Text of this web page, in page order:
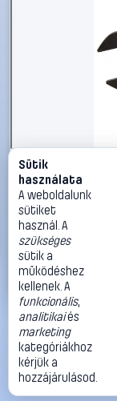
#2696308
KS Tools
Kulcsszélesség
KS Tools
36 990 Ft
Kosárba
«
Méret:
©2026
ThermoScope
ÁSZF
Sütik
használata
A weboldalunk
sütiket
használ. A
szükséges
sütik a
működéshez
kellenek. A
funkcionális,
analitikaiés
marketing
kategóriákhoz
kérjük a
hozzájárulásod.